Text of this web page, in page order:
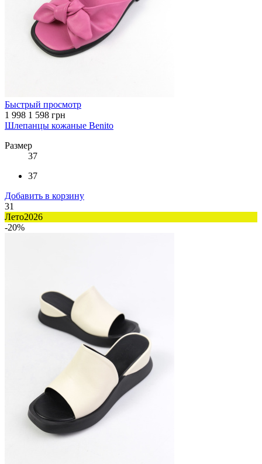
Быстрый просмотр
1 998 1 598 грн
Шлепанцы кожаные Benito
Размер
37
37
Добавить в корзину
31
Лето2026
-20%